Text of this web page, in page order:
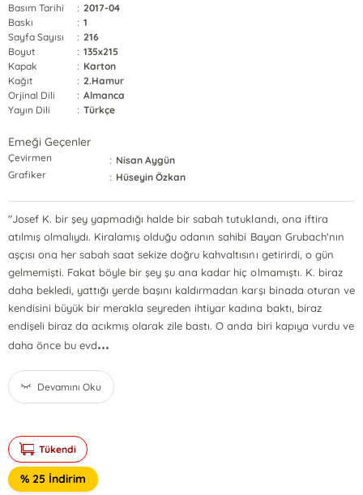
Basım Tarihi
: 2017-04
Baskı
: 1
Sayfa Sayısı
: 216
Boyut
: 135x215
Kapak
: Karton
Kağıt
: 2.Hamur
Orjinal Dili
: Almanca
Yayın Dili
: Türkçe
Emeği Geçenler
Çevirmen : Nisan Aygün
Grafiker
: Hüseyin Özkan
"Josef K. bir şey yapmadığı halde bir sabah tutuklandı, ona iftira
atılmış olmalıydı. Kiralamış olduğu odanın sahibi Bayan Grubach'nın
aşçısı ona her sabah saat sekize doğ­ru kahvaltısını getirirdi, o gün
gelmemişti. Fakat böyle bir şey şu ana kadar hiç olmamıştı. K. biraz
daha bekle­di, yattığı yerde başını kaldırmadan karşı binada oturan ve
kendisini büyük bir merakla seyreden ihtiyar ka­dına baktı, biraz
endişeli biraz da acıkmış olarak zile bastı. O anda biri kapıya vurdu ve
daha önce bu evd...
Devamını Oku
Tükendi
% 25 İndirim